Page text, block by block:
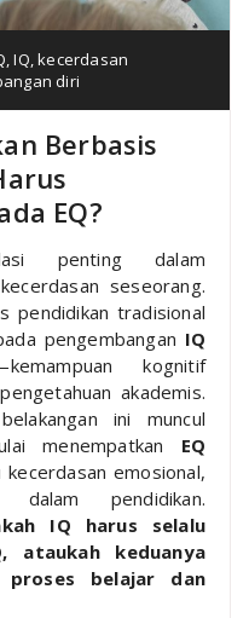
,IQ,kecerdasan
diri
Berbasis
EQ?
penting dalam
seseorang.
pendidikan tradisional
pengembangan IQ
kognitif
akademis.
ini muncul
menempatkan EQ
kecerdasan emosional,
pendidikan.
IQ harus selalu
ataukah keduanya
proses belajar dan